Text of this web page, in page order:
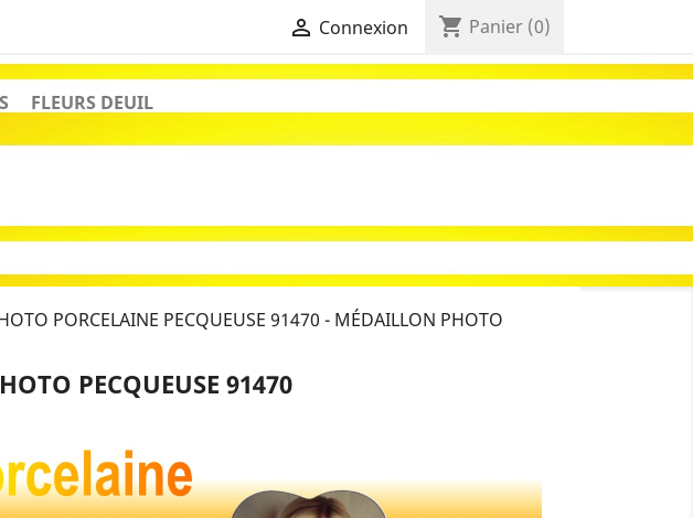
 Connexion shopping_cart Panier (0)
FLEURS DEUIL
PORCELAINE PECQUEUSE 91470 - MÉDAILLON PHOTO
PECQUEUSE 91470